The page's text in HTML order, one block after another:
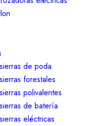
de poda
forestales
polivalentes
de batería
eléctricas